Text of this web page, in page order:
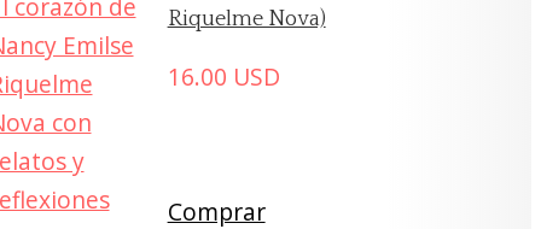
Riquelme Nova)
16.00 USD
Comprar